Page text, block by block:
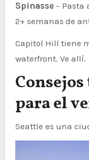
Spinasse– Pasta
2+ semanas de
Capitol Hill tiene
waterfront. Ve allí.
para el
Seattle es una